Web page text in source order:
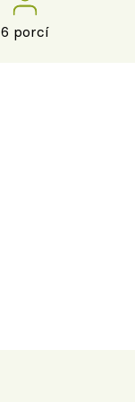
6 porcí